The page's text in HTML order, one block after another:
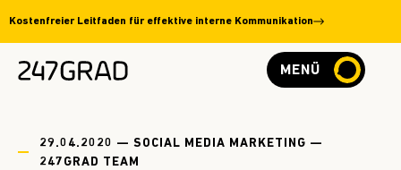
Kostenfreier Leitfaden für effektive interne Kommunikation
MENÜ
29.04.2020 — SOCIAL MEDIA MARKETING —
247GRAD TEAM